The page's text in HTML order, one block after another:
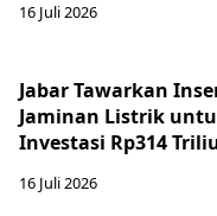
16 Juli 2026
Jabar Tawarkan
Jaminan Listrik
Investasi Rp314
16 Juli 2026